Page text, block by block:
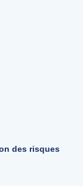
des risques